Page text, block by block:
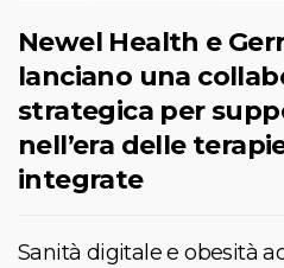
Newel Health e
lanciano una
strategica per
nell’era delle
integrate
Sanità digitale e obesità